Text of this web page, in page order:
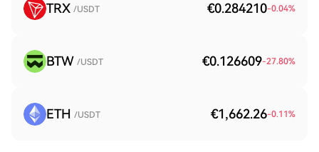
TRX /USDT €0.284210-0.04%
BTW /USDT €0.126609-27.80%
ETH /USDT €1,662.26-0.11%